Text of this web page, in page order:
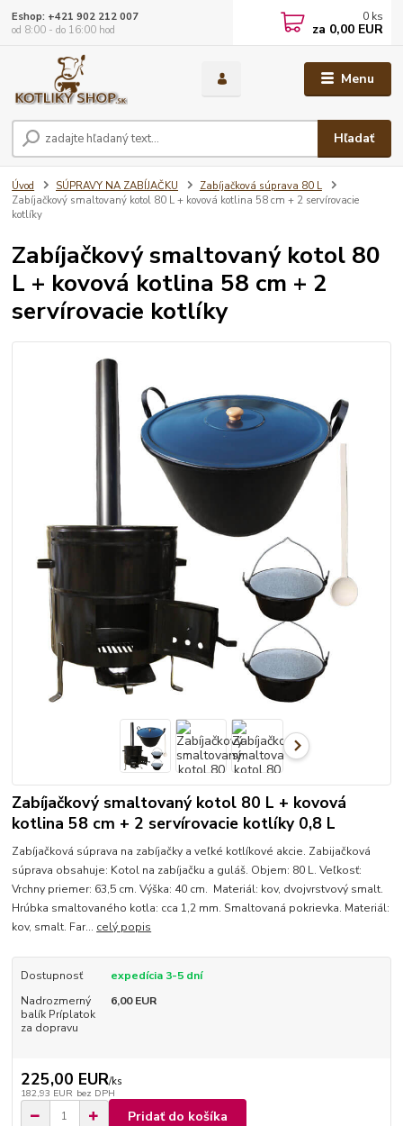
Menu
Hľadať
Eshop: +421 902 212 007
od 8:00 - do 16:00 hod
0 ks
za 0,00 EUR
Úvod SÚPRAVY NA ZABÍJAČKU
Zabíjačková súprava 80 L
Zabíjačkový smaltovaný kotol 80 L + kovová kotlina 58 cm + 2 servírovacie
kotlíky
Zabíjačkový smaltovaný kotol 80
L + kovová kotlina 58 cm + 2
servírovacie kotlíky
Zabíjačkový smaltovaný kotol 80 L + kovová
kotlina 58 cm + 2 servírovacie kotlíky 0,8 L
Zabíjačková súprava na zabíjačky a veľké kotlíkové akcie. Zabijačková
súprava obsahuje: Kotol na zabíjačku a guláš. Objem: 80 L. Veľkosť:
Vrchny priemer: 63,5 cm. Výška: 40 cm. Materiál: kov, dvojvrstvový smalt.
Hrúbka smaltovaného kotla: cca 1,2 mm. Smaltovaná pokrievka. Materiál:
kov, smalt. Far... celý popis
Dostupnosť
expedícia 3-5 dní
Nadrozmerný
balík Príplatok
za dopravu
6,00 EUR
225,00 EUR/ks
182,93 EUR bez DPH
Pridať do košíka